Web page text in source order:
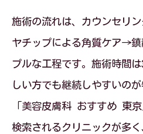
施術の流れは、カウンセリ
ヤチップによる角質ケア→
プルな工程です。施術時間
しい方でも継続しやすいの
「美容皮膚科 おすすめ 東
検索されるクリニックが多